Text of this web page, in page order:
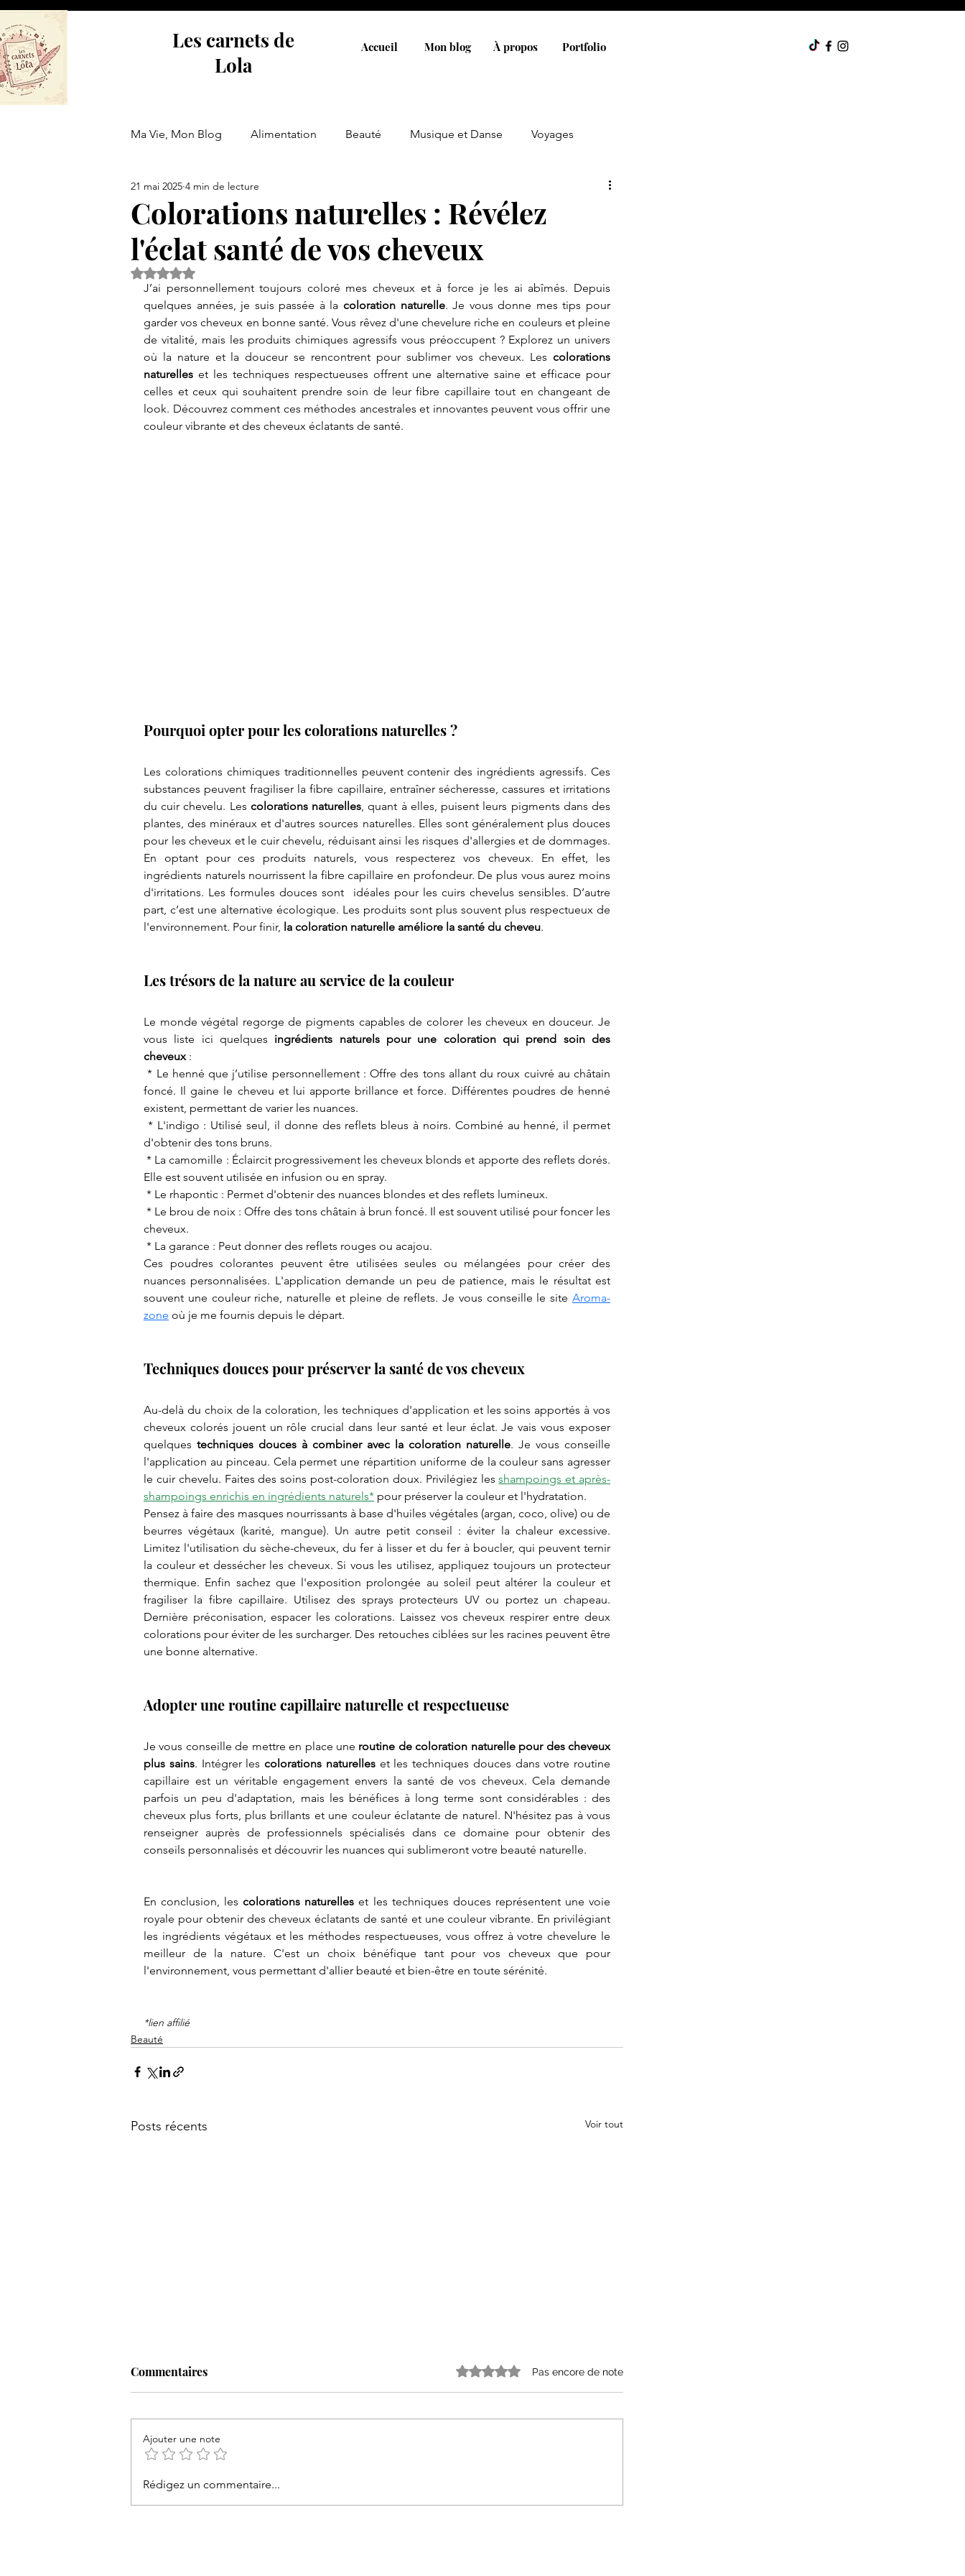
Les carnets de
Lola
Accueil Mon blog À propos Portfolio
Ma Vie, Mon Blog Alimentation Beauté Musique et Danse Voyages
Actualité
Colorations naturelles : Révélez
l'éclat santé de vos cheveux
21 mai 2025 4 min de lecture
Noté NaN étoiles sur 5.
J’ai personnellement toujours coloré mes cheveux et à force je les ai abîmés. Depuis
quelques années, je suis passée à la coloration naturelle. Je vous donne mes tips pour
garder vos cheveux en bonne santé. Vous rêvez d'une chevelure riche en couleurs et pleine
de vitalité, mais les produits chimiques agressifs vous préoccupent ? Explorez un univers
où la nature et la douceur se rencontrent pour sublimer vos cheveux. Les colorations
naturelles et les techniques respectueuses offrent une alternative saine et efficace pour
celles et ceux qui souhaitent prendre soin de leur fibre capillaire tout en changeant de
look. Découvrez comment ces méthodes ancestrales et innovantes peuvent vous offrir une
couleur vibrante et des cheveux éclatants de santé.
Pourquoi opter pour les colorations naturelles ?
Les colorations chimiques traditionnelles peuvent contenir des ingrédients agressifs. Ces
substances peuvent fragiliser la fibre capillaire, entraîner sécheresse, cassures et irritations
du cuir chevelu. Les colorations naturelles, quant à elles, puisent leurs pigments dans des
plantes, des minéraux et d'autres sources naturelles. Elles sont généralement plus douces
pour les cheveux et le cuir chevelu, réduisant ainsi les risques d'allergies et de dommages.
En optant pour ces produits naturels, vous respecterez vos cheveux. En effet, les
ingrédients naturels nourrissent la fibre capillaire en profondeur. De plus vous aurez moins
d'irritations. Les formules douces sont  idéales pour les cuirs chevelus sensibles. D’autre
part, c’est une alternative écologique. Les produits sont plus souvent plus respectueux de
l'environnement. Pour finir, la coloration naturelle améliore la santé du cheveu.
Les trésors de la nature au service de la couleur
Le monde végétal regorge de pigments capables de colorer les cheveux en douceur. Je
vous liste ici quelques ingrédients naturels pour une coloration qui prend soin des
cheveux :
* Le henné que j’utilise personnellement : Offre des tons allant du roux cuivré au châtain
foncé. Il gaine le cheveu et lui apporte brillance et force. Différentes poudres de henné
existent, permettant de varier les nuances.
* L'indigo : Utilisé seul, il donne des reflets bleus à noirs. Combiné au henné, il permet
d'obtenir des tons bruns.
* La camomille : Éclaircit progressivement les cheveux blonds et apporte des reflets dorés.
Elle est souvent utilisée en infusion ou en spray.
* Le rhapontic : Permet d'obtenir des nuances blondes et des reflets lumineux.
* Le brou de noix : Offre des tons châtain à brun foncé. Il est souvent utilisé pour foncer les
cheveux.
* La garance : Peut donner des reflets rouges ou acajou.
Ces poudres colorantes peuvent être utilisées seules ou mélangées pour créer des
nuances personnalisées. L'application demande un peu de patience, mais le résultat est
souvent une couleur riche, naturelle et pleine de reflets. Je vous conseille le site Aroma-
zone où je me fournis depuis le départ.
Techniques douces pour préserver la santé de vos cheveux
Au-delà du choix de la coloration, les techniques d'application et les soins apportés à vos
cheveux colorés jouent un rôle crucial dans leur santé et leur éclat. Je vais vous exposer
quelques techniques douces à combiner avec la coloration naturelle. Je vous conseille
l'application au pinceau. Cela permet une répartition uniforme de la couleur sans agresser
le cuir chevelu. Faites des soins post-coloration doux. Privilégiez les shampoings et après-
shampoings enrichis en ingrédients naturels* pour préserver la couleur et l'hydratation.
Pensez à faire des masques nourrissants à base d'huiles végétales (argan, coco, olive) ou de
beurres végétaux (karité, mangue). Un autre petit conseil : éviter la chaleur excessive.
Limitez l'utilisation du sèche-cheveux, du fer à lisser et du fer à boucler, qui peuvent ternir
la couleur et dessécher les cheveux. Si vous les utilisez, appliquez toujours un protecteur
thermique. Enfin sachez que l'exposition prolongée au soleil peut altérer la couleur et
fragiliser la fibre capillaire. Utilisez des sprays protecteurs UV ou portez un chapeau.
Dernière préconisation, espacer les colorations. Laissez vos cheveux respirer entre deux
colorations pour éviter de les surcharger. Des retouches ciblées sur les racines peuvent être
une bonne alternative.
Adopter une routine capillaire naturelle et respectueuse
Je vous conseille de mettre en place une routine de coloration naturelle pour des cheveux
plus sains. Intégrer les colorations naturelles et les techniques douces dans votre routine
capillaire est un véritable engagement envers la santé de vos cheveux. Cela demande
parfois un peu d'adaptation, mais les bénéfices à long terme sont considérables : des
cheveux plus forts, plus brillants et une couleur éclatante de naturel. N'hésitez pas à vous
renseigner auprès de professionnels spécialisés dans ce domaine pour obtenir des
conseils personnalisés et découvrir les nuances qui sublimeront votre beauté naturelle.
En conclusion, les colorations naturelles et les techniques douces représentent une voie
royale pour obtenir des cheveux éclatants de santé et une couleur vibrante. En privilégiant
les ingrédients végétaux et les méthodes respectueuses, vous offrez à votre chevelure le
meilleur de la nature. C'est un choix bénéfique tant pour vos cheveux que pour
l'environnement, vous permettant d'allier beauté et bien-être en toute sérénité.
*lien affilié
Beauté
Posts récents Voir tout
Commentaires Noté 0 étoile sur 5.Pas encore de note
Ajouter une note
Rédigez un commentaire...